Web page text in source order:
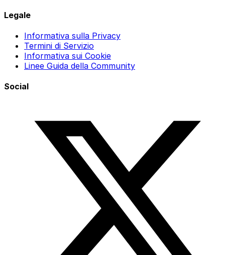
Legale
Informativa sulla Privacy
Termini di Servizio
Informativa sui Cookie
Linee Guida della Community
Social